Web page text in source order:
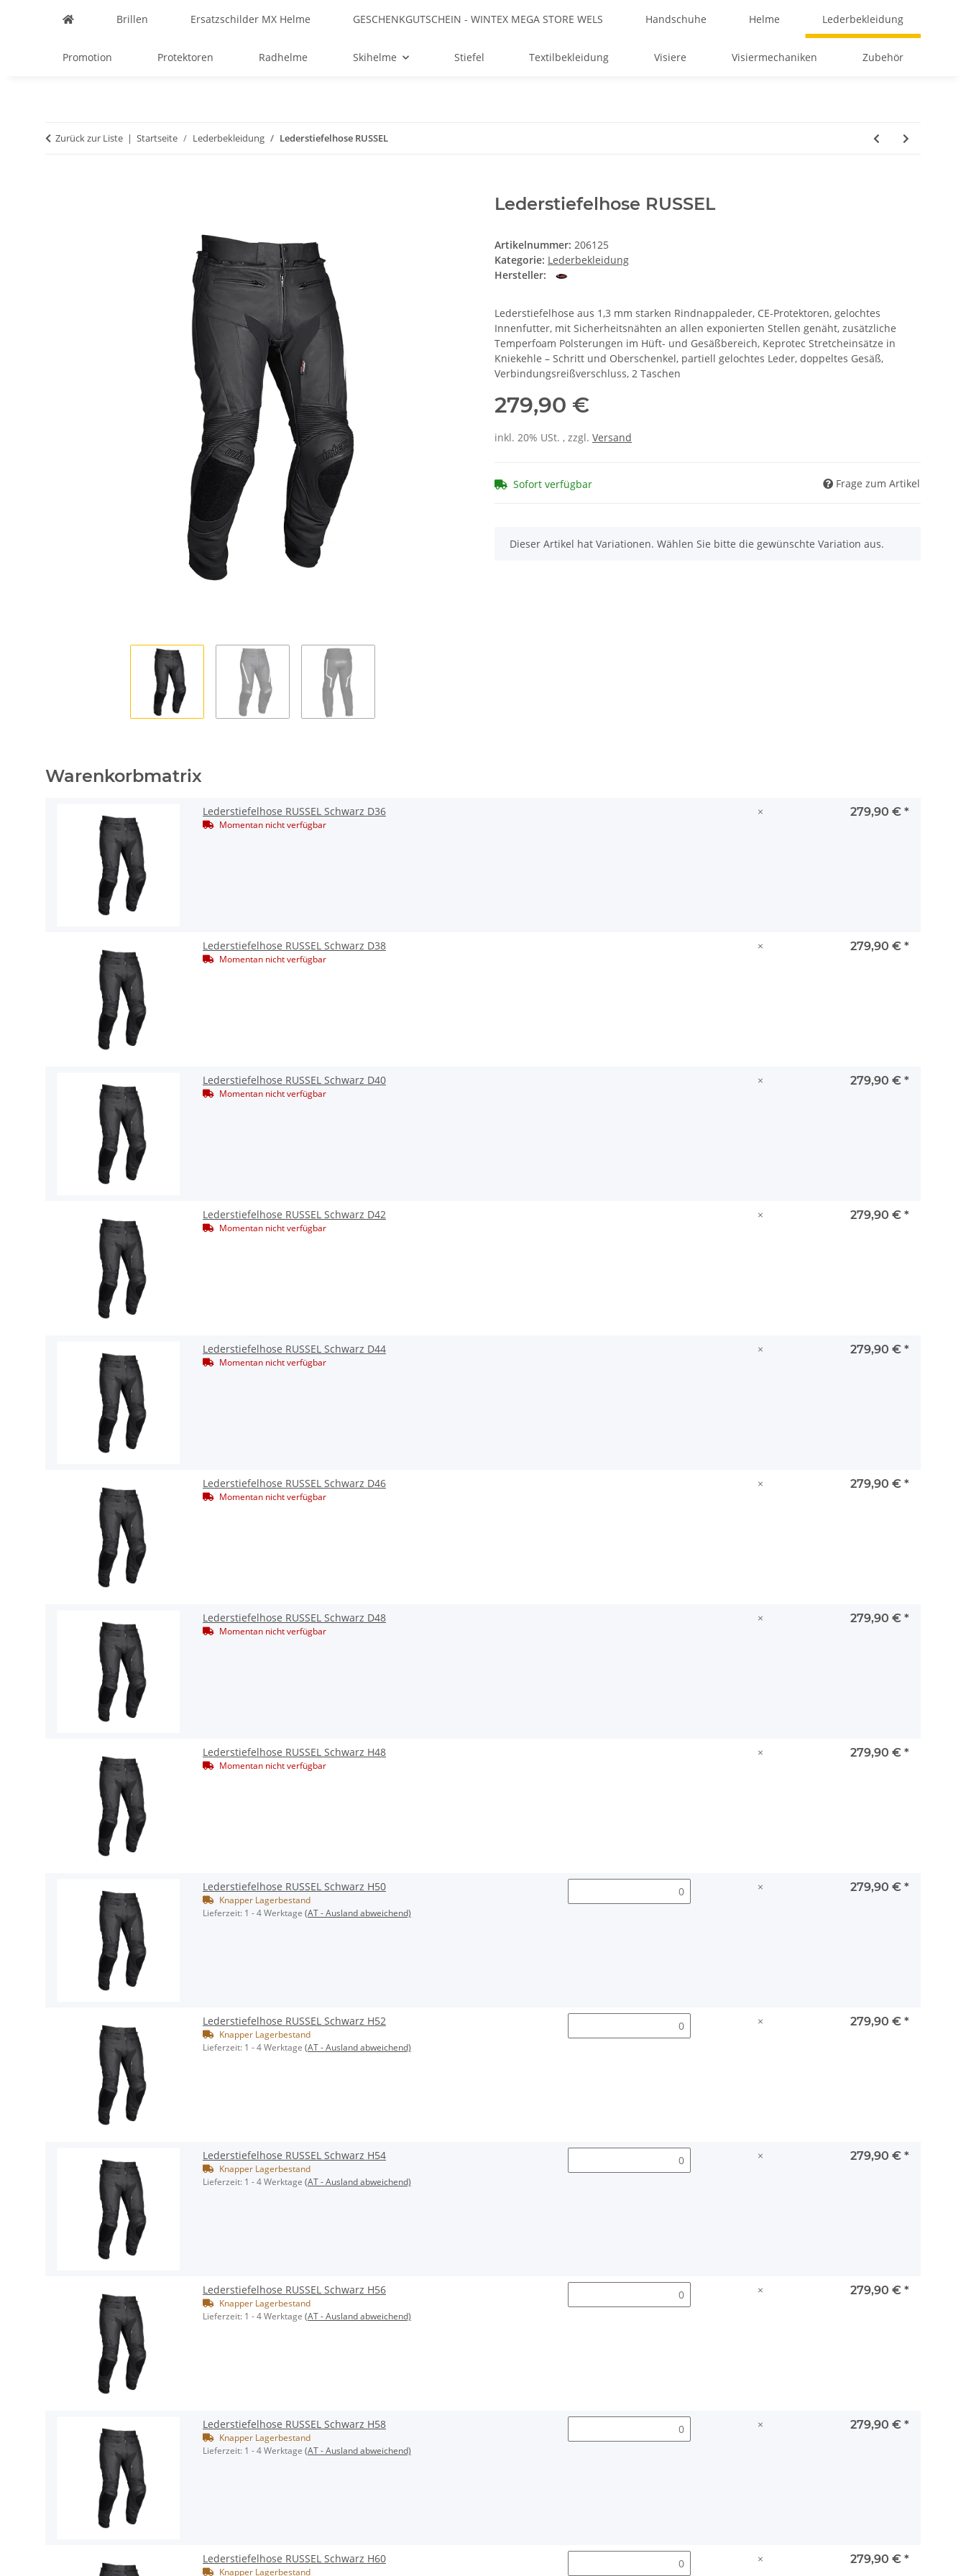
Brillen Ersatzschilder MX Helme GESCHENKGUTSCHEIN - WINTEX MEGA STORE WELS Handschuhe Helme Lederbekleidung
Promotion Protektoren Radhelme Skihelme Stiefel Textilbekleidung Visiere Visiermechaniken Zubehör
Zurück zur Liste Startseite Lederbekleidung Lederstiefelhose RUSSEL
Lederstiefelhose RUSSEL
Artikelnummer: 206125
Kategorie: Lederbekleidung
Hersteller:
Lederstiefelhose aus 1,3 mm starken Rindnappaleder, CE-Protektoren, gelochtes
Innenfutter, mit Sicherheitsnähten an allen exponierten Stellen genäht, zusätzliche
Temperfoam Polsterungen im Hüft- und Gesäßbereich, Keprotec Stretcheinsätze in
Kniekehle – Schritt und Oberschenkel, partiell gelochtes Leder, doppeltes Gesäß,
Verbindungsreißverschluss, 2 Taschen
279,90 €
inkl. 20% USt. , zzgl. Versand
Sofort verfügbar Frage zum Artikel
x
Dieser Artikel hat Variationen. Wählen Sie bitte die gewünschte Variation aus.
Warenkorbmatrix
Lederstiefelhose RUSSEL Schwarz D36
Momentan nicht verfügbar
× 279,90 € *
Lederstiefelhose RUSSEL Schwarz D38
Momentan nicht verfügbar
× 279,90 € *
Lederstiefelhose RUSSEL Schwarz D40
Momentan nicht verfügbar
× 279,90 € *
Lederstiefelhose RUSSEL Schwarz D42
Momentan nicht verfügbar
× 279,90 € *
Lederstiefelhose RUSSEL Schwarz D44
Momentan nicht verfügbar
× 279,90 € *
Lederstiefelhose RUSSEL Schwarz D46
Momentan nicht verfügbar
× 279,90 € *
Lederstiefelhose RUSSEL Schwarz D48
Momentan nicht verfügbar
× 279,90 € *
Lederstiefelhose RUSSEL Schwarz H48
Momentan nicht verfügbar
× 279,90 € *
Lederstiefelhose RUSSEL Schwarz H50
Knapper Lagerbestand
Lieferzeit: 1 - 4 Werktage (AT - Ausland abweichend)
× 279,90 € *
Lederstiefelhose RUSSEL Schwarz H52
Knapper Lagerbestand
Lieferzeit: 1 - 4 Werktage (AT - Ausland abweichend)
× 279,90 € *
Lederstiefelhose RUSSEL Schwarz H54
Knapper Lagerbestand
Lieferzeit: 1 - 4 Werktage (AT - Ausland abweichend)
× 279,90 € *
Lederstiefelhose RUSSEL Schwarz H56
Knapper Lagerbestand
Lieferzeit: 1 - 4 Werktage (AT - Ausland abweichend)
× 279,90 € *
Lederstiefelhose RUSSEL Schwarz H58
Knapper Lagerbestand
Lieferzeit: 1 - 4 Werktage (AT - Ausland abweichend)
× 279,90 € *
Lederstiefelhose RUSSEL Schwarz H60
Knapper Lagerbestand
× 279,90 € *